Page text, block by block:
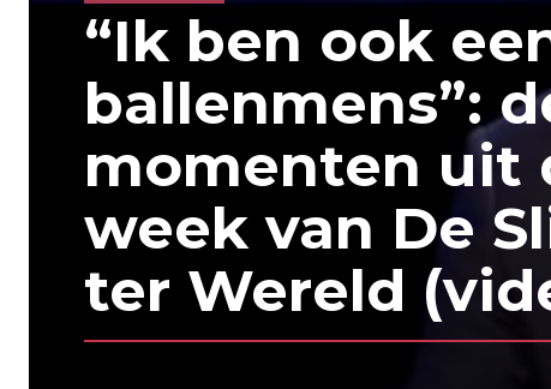
“Ik ben ook
ballenmens”:
momenten uit
week van De
ter Wereld